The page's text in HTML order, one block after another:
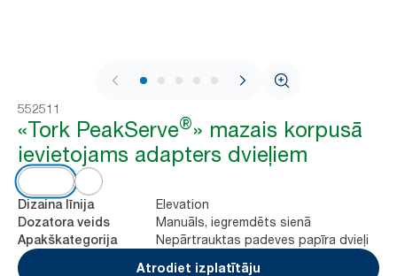
1 / 9
552511
«Tork PeakServe®» mazais korpusā
ievietojams adapters dvieļiem
Dizaina līnija Elevation
Dozatora veids Manuāls, iegremdēts sienā
Apakškategorija
Nepārtrauktas padeves papīra dvieļi
Atrodiet izplatītāju